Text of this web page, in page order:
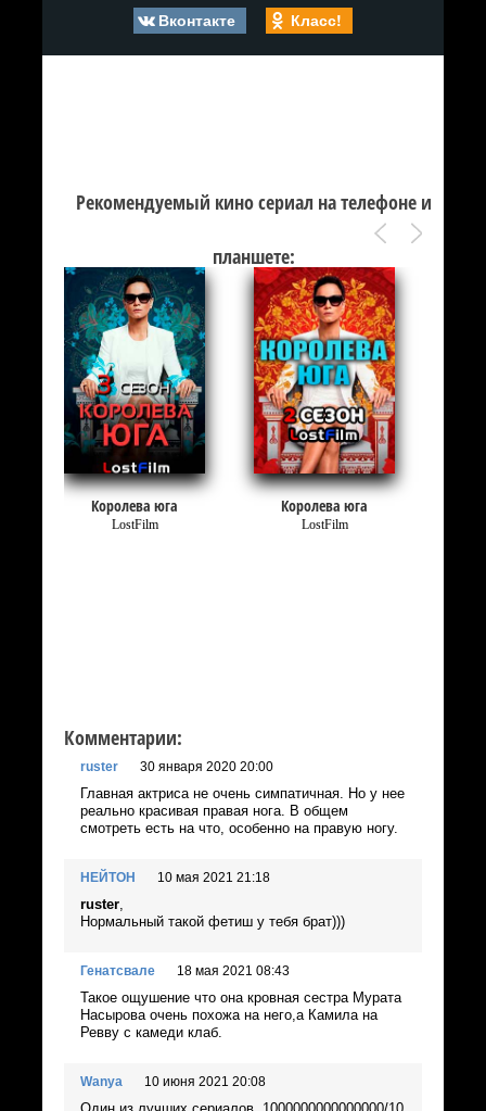
Вконтакте
Класс!
Рекомендуемый кино сериал на телефоне и
планшете:
Королева юга
LostFilm
Королева юга
LostFilm
Комментарии:
ruster 30 января 2020 20:00
Главная актриса не очень симпатичная. Но у нее
реально красивая правая нога. В общем
смотреть есть на что, особенно на правую ногу.
НЕЙТОН 10 мая 2021 21:18
ruster,
Нормальный такой фетиш у тебя брат)))
Генатсвале 18 мая 2021 08:43
Такое ощушение что она кровная сестра Мурата
Насырова очень похожа на него,а Камила на
Ревву с камеди клаб.
Wanya 10 июня 2021 20:08